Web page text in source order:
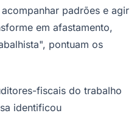
padrões e agir
em afastamento,
pontuam os
fiscais do trabalho
identificou